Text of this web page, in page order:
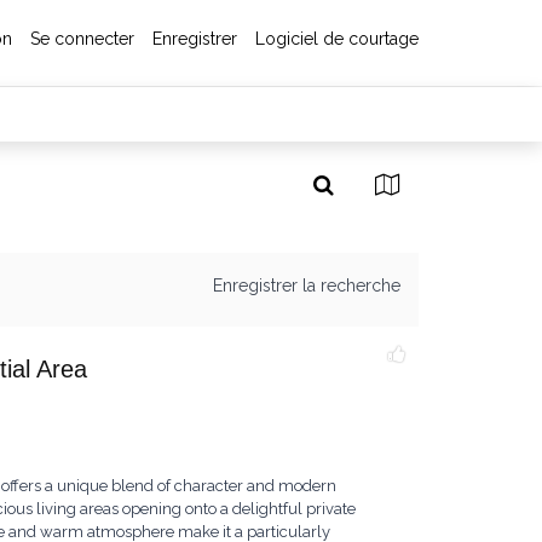
Se connecter Enregistrer Logiciel de courtage
Enregistrer la recherche
Area
a unique blend of character and modern
living areas opening onto a delightful private
and warm atmosphere make it a particularly